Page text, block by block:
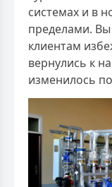
системах и в
пределами.
клиентам
вернулись к
изменилось